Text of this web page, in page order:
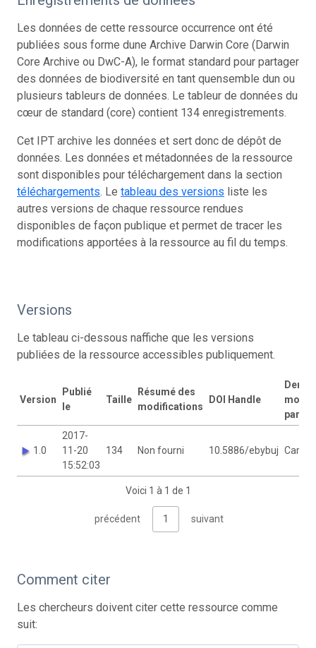
Les données de cette ressource occurrence ont été
publiées sous forme dune Archive Darwin Core (Darwin
Core Archive ou DwC-A), le format standard pour partager
des données de biodiversité en tant quensemble dun ou
plusieurs tableurs de données. Le tableur de données du
cœur de standard (core) contient 134 enregistrements.
Cet IPT archive les données et sert donc de dépôt de
données. Les données et métadonnées de la ressource
sont disponibles pour téléchargement dans la section
téléchargements. Le tableau des versions liste les
autres versions de chaque ressource rendues
disponibles de façon publique et permet de tracer les
modifications apportées à la ressource au fil du temps.
Versions
Le tableau ci-dessous naffiche que les versions
publiées de la ressource accessibles publiquement.
Version
Publié
le
Taille
Résumé des
modifications
DOI Handle
par
1.0
2017-
11-20
15:52:03
134 Non fourni 10.5886/ebybuj Carole
Voici 1 à 1 de 1
précédent 1 suivant
Comment citer
Les chercheurs doivent citer cette ressource comme
suit: